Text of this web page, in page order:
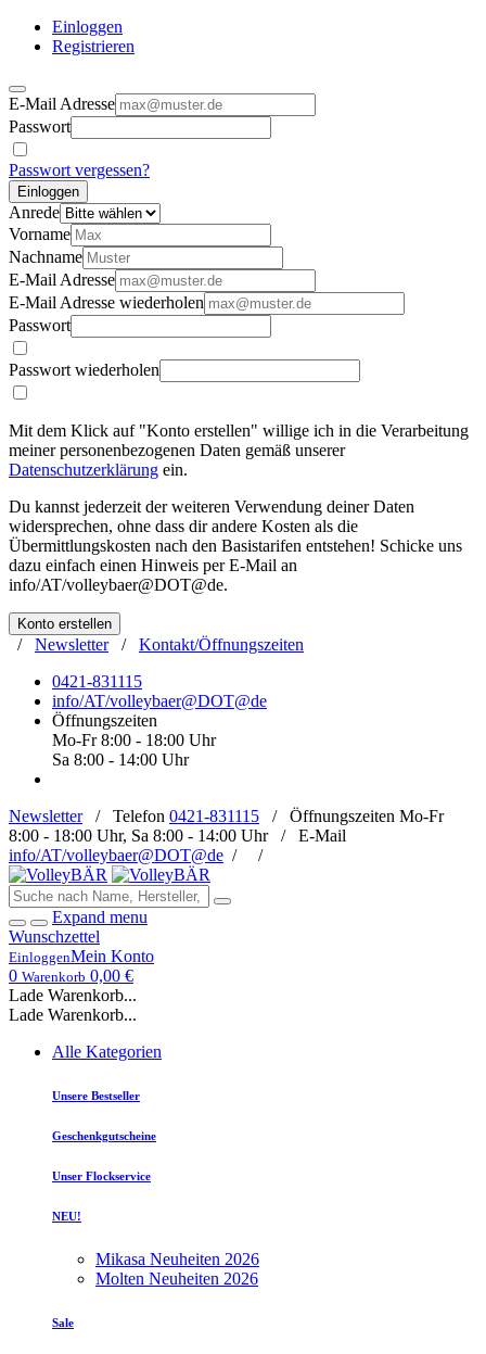
Einloggen
Registrieren
E-Mail Adresse
Passwort
Passwort vergessen?
Einloggen
Anrede
Vorname
Nachname
E-Mail Adresse
E-Mail Adresse wiederholen
Passwort
Passwort wiederholen
Mit dem Klick auf "Konto erstellen" willige ich in die Verarbeitung
meiner personenbezogenen Daten gemäß unserer
Datenschutzerklärung ein.
Du kannst jederzeit der weiteren Verwendung deiner Daten
widersprechen, ohne dass dir andere Kosten als die
Übermittlungskosten nach den Basistarifen entstehen! Schicke uns
dazu einfach einen Hinweis per E-Mail an
info/AT/volleybaer@DOT@de.
Konto erstellen
/ Newsletter/ Kontakt/Öffnungszeiten
0421-831115
info/AT/volleybaer@DOT@de
Öffnungszeiten
Mo-Fr 8:00 - 18:00 Uhr
Sa 8:00 - 14:00 Uhr
Newsletter/ Telefon 0421-831115 / Öffnungszeiten Mo-Fr
8:00 - 18:00 Uhr, Sa 8:00 - 14:00 Uhr / E-Mail
info/AT/volleybaer@DOT@de / /
Expand menu
Wunschzettel
EinloggenMein Konto
0 Warenkorb 0,00 €
Lade Warenkorb...
Lade Warenkorb...
Alle Kategorien
Unsere Bestseller
Geschenkgutscheine
Unser Flockservice
NEU!
Mikasa Neuheiten 2026
Molten Neuheiten 2026
Sale